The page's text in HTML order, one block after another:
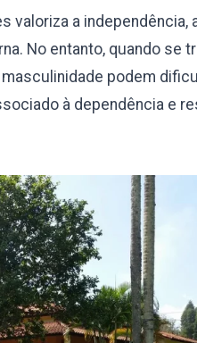
valoriza a independência,
No entanto, quando se
podem
à dependência e